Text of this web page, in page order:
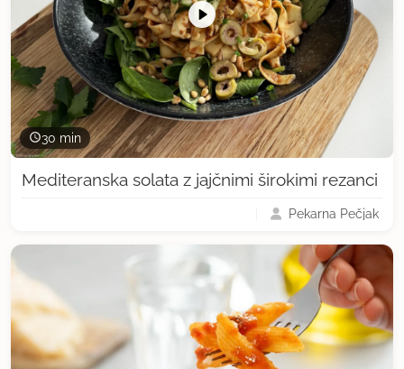
30 min
Mediteranska solata z jajčnimi širokimi rezanci
Pekarna Pečjak